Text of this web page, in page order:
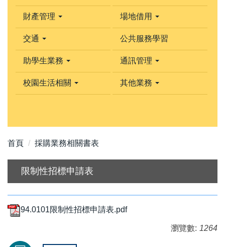
財產管理 場地借用
交通 公共服務學習
助學生業務 通訊管理
校園生活相關 其他業務
首頁 採購業務相關書表
限制性招標申請表
94.0101限制性招標申請表.pdf
瀏覽數: 1264